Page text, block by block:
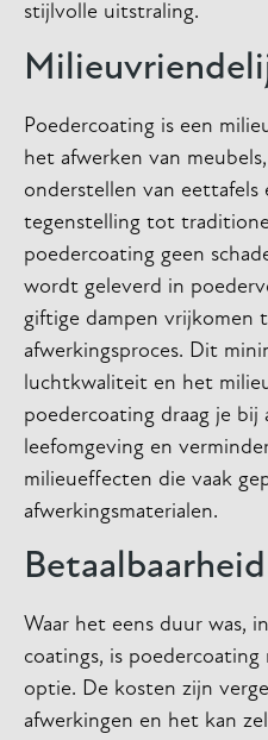
stijlvolle uitstraling.
Poedercoating is een
het afwerken van
onderstellen van eettafels
tegenstelling tot
poedercoating geen
wordt geleverd in
giftige dampen vrijkomen
afwerkingsproces. Dit
luchtkwaliteit en het
poedercoating draag je bij
leefomgeving en
milieueffecten die vaak
afwerkingsmaterialen.
Betaalbaarheid
Waar het eens duur was,
coatings, is
optie. De kosten zijn
afwerkingen en het kan